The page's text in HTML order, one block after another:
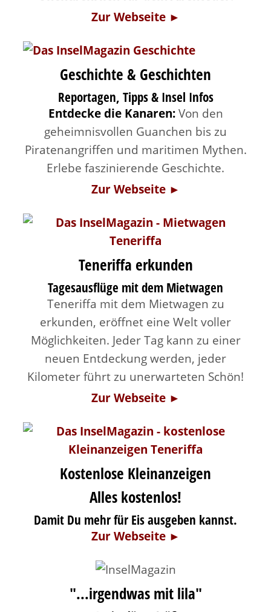
Zur Webseite ►
Geschichte & Geschichten
Reportagen, Tipps & Insel Infos
Entdecke die Kanaren:Von den
geheimnisvollen Guanchen bis zu
Piratenangriffen und maritimen Mythen.
Erlebe faszinierende Geschichte.
Zur Webseite ►
Teneriffa erkunden
Tagesausflüge mit dem Mietwagen
Teneriffa mit dem Mietwagen zu
erkunden, eröffnet eine Welt voller
Möglichkeiten. Jeder Tag kann zu einer
neuen Entdeckung werden, jeder
Kilometer führt zu unerwarteten Schön!
Zur Webseite ►
Kostenlose Kleinanzeigen
Alles kostenlos!
Damit Du mehr für Eis ausgeben kannst.
Zur Webseite ►
"...irgendwas mit lila"